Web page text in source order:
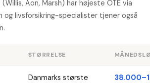
Aon, Marsh) har højeste OTE via
og livsforsikring-specialister tjener også
STØRRELSE
Danmarks største